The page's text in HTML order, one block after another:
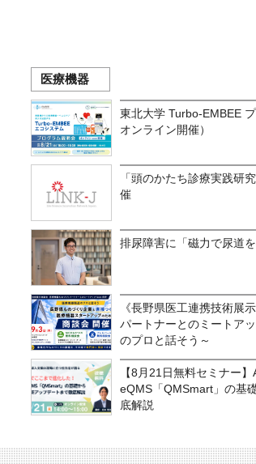
医療機器
東北大学 Turbo-EMBEE
オンライン開催）
「頭のかたち診療実践研
催
排尿障害に「磁力で尿道
《長野県医工連携技術展
パートナーとのミートア
のプロと話そう～
【8月21日無料セミナー
eQMS「QMSmart」の基
底解説